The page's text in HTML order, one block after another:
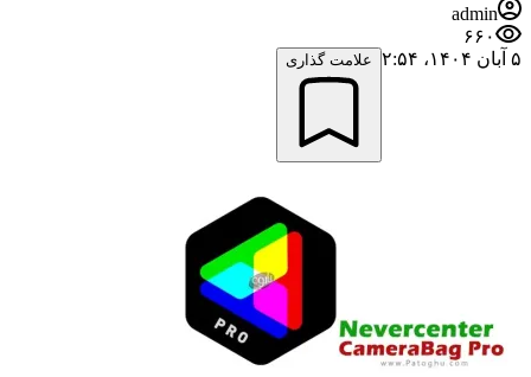
admin
۶۶۰
۵ آبان ۱۴۰۴،‏ ۲:۵۴
علامت گذاری